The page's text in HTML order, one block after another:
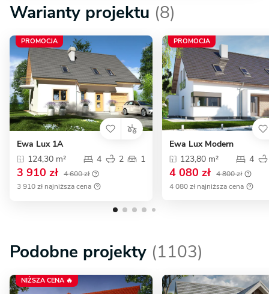
Warianty projektu (8)
PROMOCJA
Ewa Lux 1A
124,30 m²
4 2 1
3 910 zł 4 600 zł
3 910 zł najniższa cena
PROMOCJA
Ewa Lux Modern
123,80 m²
4
4 080 zł 4 800 zł
4 080 zł najniższa cena
Podobne projekty (1103)
NIŻSZA CENA 🔥